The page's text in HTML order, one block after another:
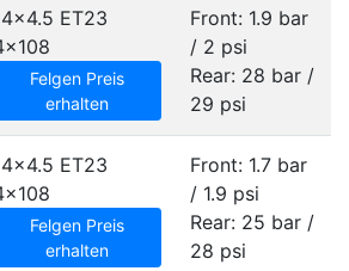
ET23
Felgen Preis
erhalten
Front: 1.9 bar
/ 2 psi
Rear: 28 bar /
29 psi
ET23
Felgen Preis
erhalten
Front: 1.7 bar
/ 1.9 psi
Rear: 25 bar /
28 psi